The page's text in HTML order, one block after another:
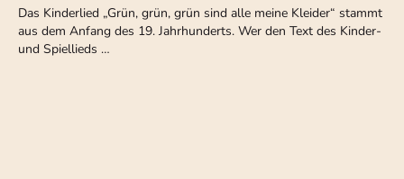
Das Kinderlied „Grün, grün, grün sind alle meine Kleider“ stammt
aus dem Anfang des 19. Jahrhunderts. Wer den Text des Kinder-
und Spiellieds …